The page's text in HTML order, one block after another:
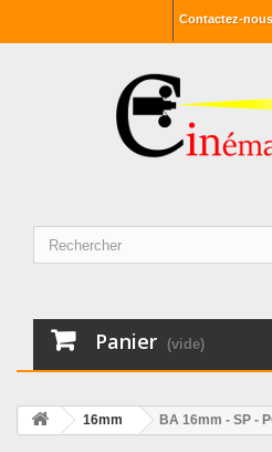
Contactez-nous
Panier (vide)
16mm BA 16mm - SP -